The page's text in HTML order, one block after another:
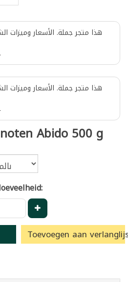
هذا متجر جملة. الأسعار وميزات
.
هذا متجر جملة. الأسعار وميزات
.
Abido 500 g
Toevoegen aan